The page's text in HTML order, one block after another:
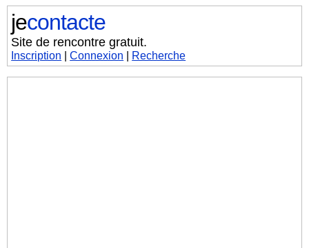
jecontacte
Site de rencontre gratuit.
Inscription |Connexion Recherche